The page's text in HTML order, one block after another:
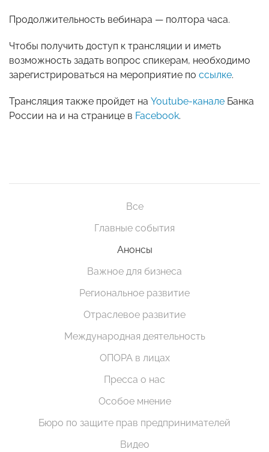
Продолжительность вебинара — полтора часа.
Чтобы получить доступ к трансляции и иметь
возможность задать вопрос спикерам, необходимо
зарегистрироваться на мероприятие по ссылке.
Трансляция также пройдет на Youtube-канале Банка
России на и на странице в Facebook.
Все
Главные события
Анонсы
Важное для бизнеса
Региональное развитие
Отраслевое развитие
Международная деятельность
ОПОРА в лицах
Пресса о нас
Особое мнение
Бюро по защите прав предпринимателей
Видео